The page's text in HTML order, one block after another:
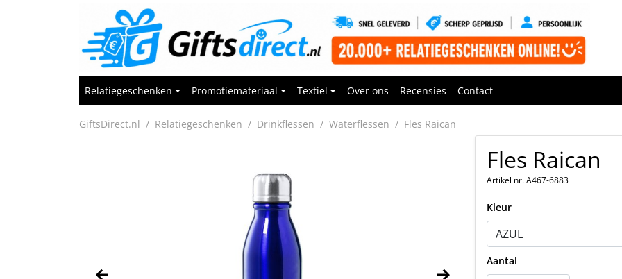
Relatiegeschenken
Promotiemateriaal Textiel Over ons Recensies Contact
GiftsDirect.nl Relatiegeschenken Drinkflessen Waterflessen Fles Raican
Fles Raican
Artikel nr. A467-6883
Kleur
Aantal